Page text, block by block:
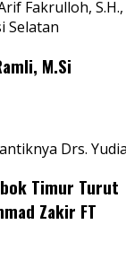
Fakrulloh, S.H.,
Selatan
M.Si
Drs.
Timur Turut
Zakir FT